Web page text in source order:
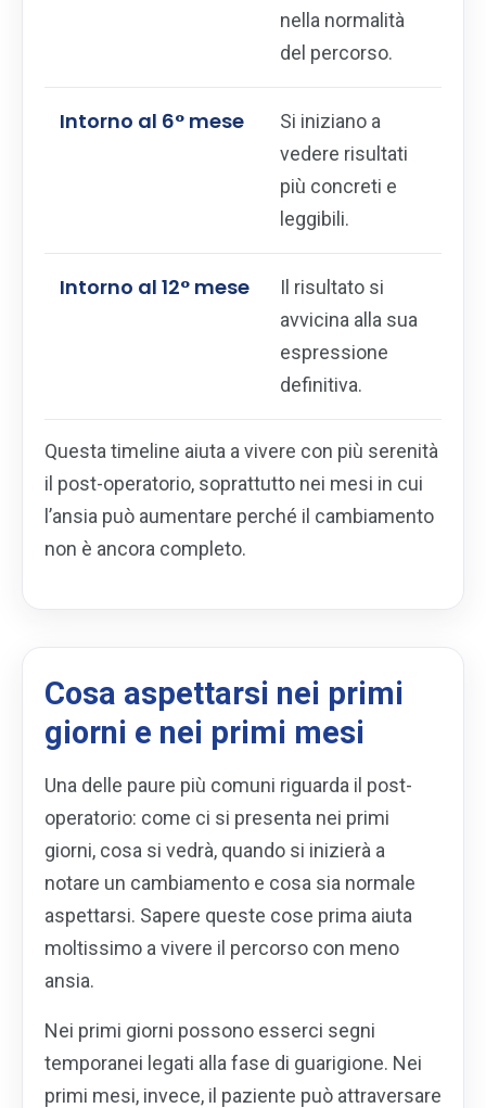
nella normalità
del percorso.
Intorno al 6° mese
Si iniziano a
vedere risultati
più concreti e
leggibili.
Intorno al 12° mese
Il risultato si
avvicina alla sua
espressione
definitiva.
Questa timeline aiuta a vivere con più serenità
il post-operatorio, soprattutto nei mesi in cui
l’ansia può aumentare perché il cambiamento
non è ancora completo.
Cosa aspettarsi nei primi
giorni e nei primi mesi
Una delle paure più comuni riguarda il post-
operatorio: come ci si presenta nei primi
giorni, cosa si vedrà, quando si inizierà a
notare un cambiamento e cosa sia normale
aspettarsi. Sapere queste cose prima aiuta
moltissimo a vivere il percorso con meno
ansia.
Nei primi giorni possono esserci segni
temporanei legati alla fase di guarigione. Nei
primi mesi, invece, il paziente può attraversare